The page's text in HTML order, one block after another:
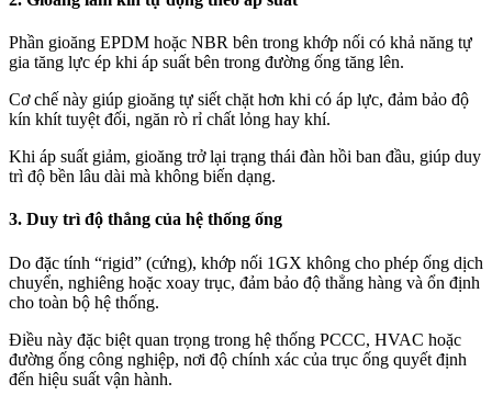
Phần gioăng EPDM hoặc NBR bên trong khớp nối có khả năng tự
gia tăng lực ép khi áp suất bên trong đường ống tăng lên.
Cơ chế này giúp gioăng tự siết chặt hơn khi có áp lực, đảm bảo độ
kín khít tuyệt đối, ngăn rò rỉ chất lỏng hay khí.
Khi áp suất giảm, gioăng trở lại trạng thái đàn hồi ban đầu, giúp duy
trì độ bền lâu dài mà không biến dạng.
3. Duy trì độ thẳng của hệ thống ống
Do đặc tính “rigid” (cứng), khớp nối 1GX không cho phép ống dịch
chuyển, nghiêng hoặc xoay trục, đảm bảo độ thẳng hàng và ổn định
cho toàn bộ hệ thống.
Điều này đặc biệt quan trọng trong hệ thống PCCC, HVAC hoặc
đường ống công nghiệp, nơi độ chính xác của trục ống quyết định
đến hiệu suất vận hành.